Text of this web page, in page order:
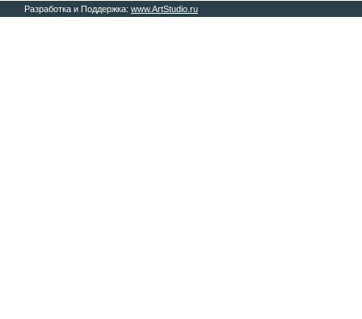
Разработка и Поддержка: www.ArtStudio.ru